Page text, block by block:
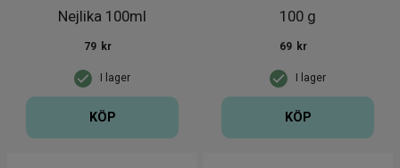
Nejlika 100ml
I lager
79 kr
KÖP
100 g
I lager
69 kr
KÖP